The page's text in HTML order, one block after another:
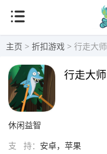
主页 > 折扣游戏 > 行走大师
行走大师
休闲益智
支 持： 安卓，苹果